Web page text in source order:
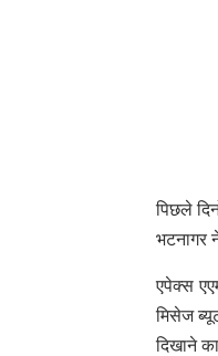
पिछले
भटनागर
एपेक्स
मिसेज
दिखाने